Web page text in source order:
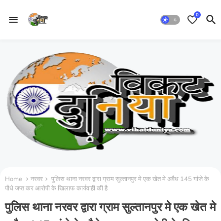
0
Home नरवर
पुलिस थाना नरवर द्वारा ग्राम सुल्तानपुर मे एक खेत मे अवैध 145 गांजे के
पौधे जप्त कर आरोपी के खिलाफ कार्यवाही की है
पुलिस थाना नरवर द्वारा ग्राम सुल्तानपुर मे एक खेत मे